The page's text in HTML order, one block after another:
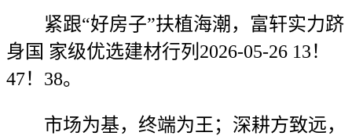
紧跟“好房子”扶植海潮，富轩实力跻
身国 家级优选建材行列2026-05-26 13！
47！38。
市场为基，终端为王；深耕方致远，